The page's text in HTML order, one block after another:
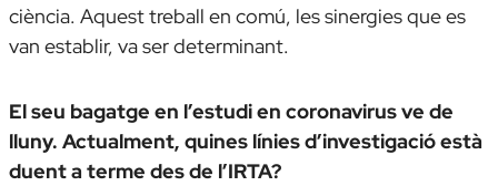
ciència. Aquest treball en comú, les sinergies que es
van establir, va ser determinant.
El seu bagatge en l’estudi en coronavirus ve de
lluny. Actualment, quines línies d’investigació està
duent a terme des de l’IRTA?